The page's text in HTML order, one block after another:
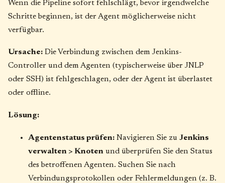
Wenn die Pipeline sofort fehlschlägt, bevor irgendwelche
Schritte beginnen, ist der Agent möglicherweise nicht
verfügbar.
Ursache: Die Verbindung zwischen dem Jenkins-
Controller und dem Agenten (typischerweise über JNLP
oder SSH) ist fehlgeschlagen, oder der Agent ist überlastet
oder offline.
Lösung:
Agentenstatus prüfen: Navigieren Sie zu Jenkins
verwalten > Knoten und überprüfen Sie den Status
des betroffenen Agenten. Suchen Sie nach
Verbindungsprotokollen oder Fehlermeldungen (z. B.